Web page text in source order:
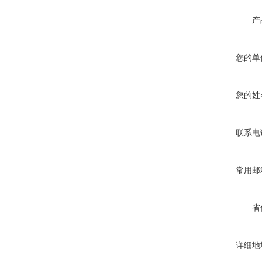
您的单
您的姓
联系电
常用邮
省
详细地